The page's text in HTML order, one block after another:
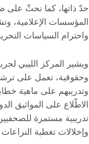
حدّ ذاتها، كما نحثّ على
المؤسسات الإعلامية،
واحترام السياسات
ويشير المركز الليبي
وحقوقية، تعمل على
وتدريبهم على ماهية
الاطّلاع على المواثيق
تدريبية مستمرة
وإخلالات تغطية